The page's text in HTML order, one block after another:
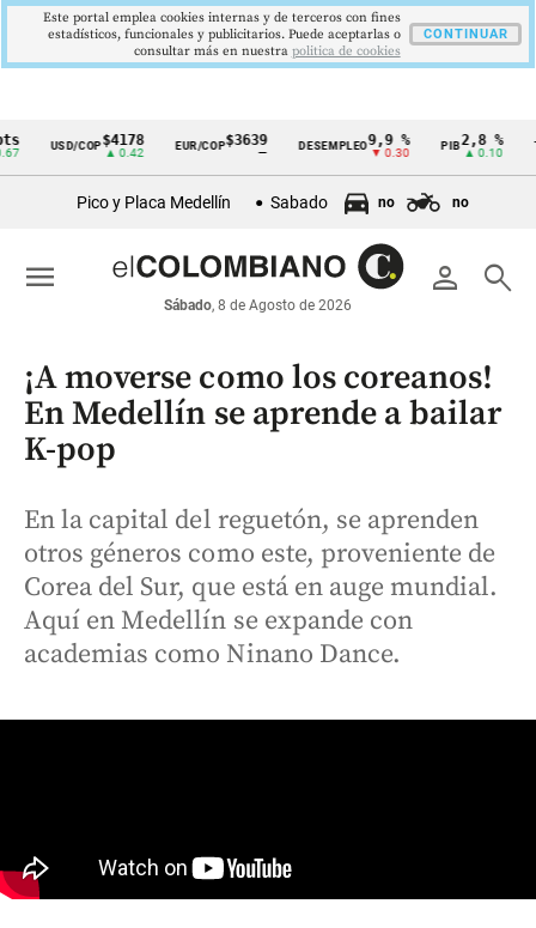
Cintillo
económicos
Colombia
USD/COP$4178
▲ 0.42
EUR/COP$3639
—
DESEMPLEO9,9 %
▼ 0.30
PIB 2,8 %
▲ 0.10
TRM
Pico y Placa Medellín Sabado no no
person search
Sábado, 8 de Agosto de 2026
menu
¡A moverse como los coreanos!
En Medellín se aprende a bailar
K-pop
En la capital del reguetón, se aprenden
otros géneros como este, proveniente de
Corea del Sur, que está en auge mundial.
Aquí en Medellín se expande con
academias como Ninano Dance.
Este portal emplea cookies internas y de terceros con fines
estadísticos, funcionales y publicitarios. Puede aceptarlas o
consultar más en nuestra politica de cookies
CONTINUAR